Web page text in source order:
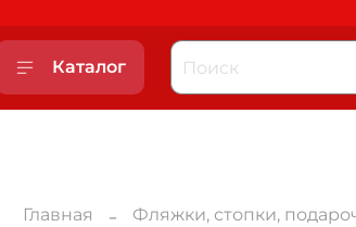
Каталог
Главная Фляжки, стопки,